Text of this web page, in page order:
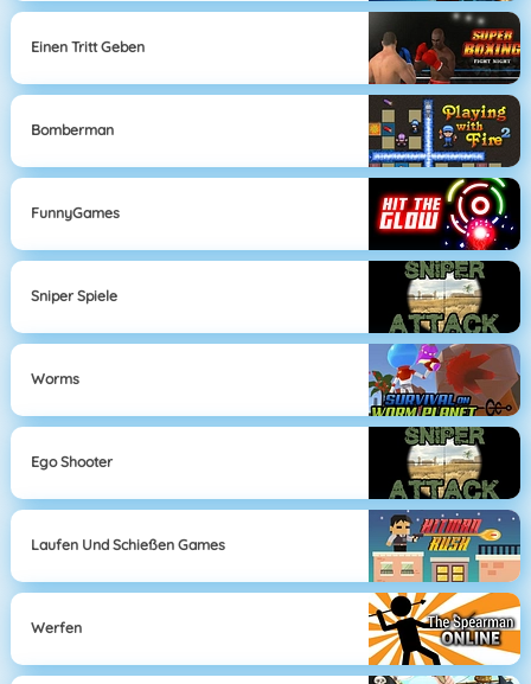
Einen Tritt Geben
Bomberman
FunnyGames
Sniper Spiele
Worms
Ego Shooter
Laufen Und Schießen Games
Werfen